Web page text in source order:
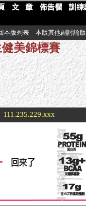
本版列表 本版其他副討論版
健美錦標賽
111.235.229.xxx